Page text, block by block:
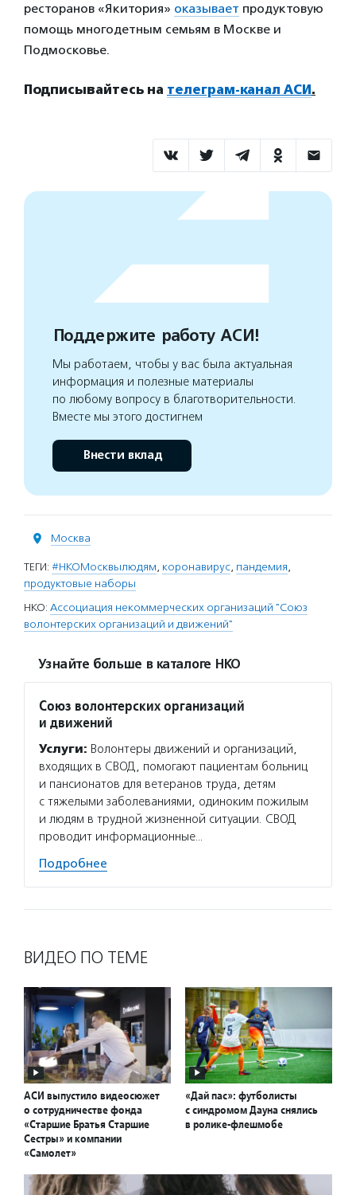
ресторанов «Якитория» оказывает продуктовую
помощь многодетным семьям в Москве и
Подмосковье.
Подписывайтесь на телеграм-канал АСИ .
Поддержите работу АСИ!
Мы работаем, чтобы у вас была актуальная
информация и полезные материалы
по любому вопросу в благотворительности.
Вместе мы этого достигнем
Внести вклад
Москва
ТЕГИ: #НКОМосквылюдям, коронавирус, пандемия,
продуктовые наборы
НКО: Ассоциация некоммерческих организаций "Союз
волонтерских организаций и движений"
Узнайте больше в каталоге НКО
Союз волонтерских организаций
и движений
Услуги: Волонтеры движений и организаций,
входящих в СВОД, помогают пациентам больниц
и пансионатов для ветеранов труда, детям
с тяжелыми заболеваниями, одиноким пожилым
и людям в трудной жизненной ситуации. СВОД
проводит информационные…
Подробнее
ВИДЕО ПО ТЕМЕ
АСИ выпустило видеосюжет
о сотрудничестве фонда
«Старшие Братья Старшие
Сестры» и компании
«Самолет»
«Дай пас»: футболисты
с синдромом Дауна снялись
в ролике-флешмобе